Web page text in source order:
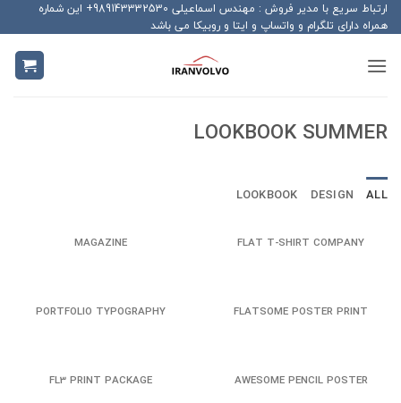
Skip
to
content
ارتباط سریع با مدیر فروش : مهندس اسماعیلی 989143332530+ این شماره
همراه دارای تلگرام و واتساپ و ایتا و روبیکا می باشد
LOOKBOOK SUMMER
ALL
DESIGN
LOOKBOOK
FLAT T-SHIRT COMPANY
MAGAZINE
FLATSOME POSTER PRINT
PORTFOLIO TYPOGRAPHY
AWESOME PENCIL POSTER
FL3 PRINT PACKAGE